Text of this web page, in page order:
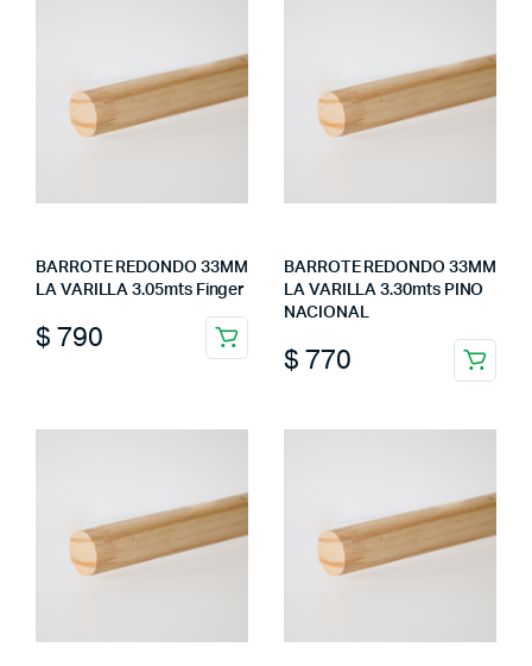
BARROTE REDONDO 33MM
LA VARILLA 3.05mts Finger
$ 790
BARROTE REDONDO 33MM
LA VARILLA 3.30mts PINO
NACIONAL
$ 770